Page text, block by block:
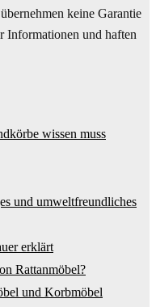
keine Garantie
Informationen und haften
wissen muss
und umweltfreundliches
erklärt
Rattanmöbel?
und Korbmöbel